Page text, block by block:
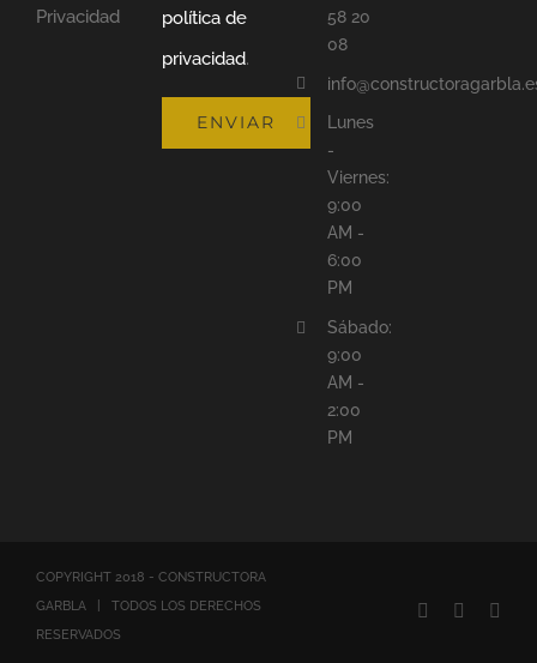
Privacidad
política de
privacidad.
58 20
08
Lunes
-
Viernes:
9:00
AM -
6:00
PM
Sábado:
9:00
AM -
2:00
PM
COPYRIGHT 2018 - CONSTRUCTORA
GARBLA | TODOS LOS DERECHOS
RESERVADOS
Facebook
Rss